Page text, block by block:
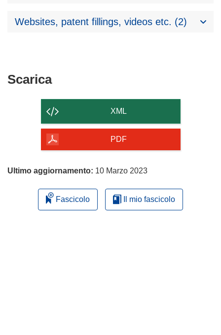
Websites, patent fillings, videos etc. (2)
ScaricaScarica
contenuto
della
pagina
XML
PDF
Ultimo aggiornamento: 10 Marzo 2023
Fascicolo Il mio fascicolo